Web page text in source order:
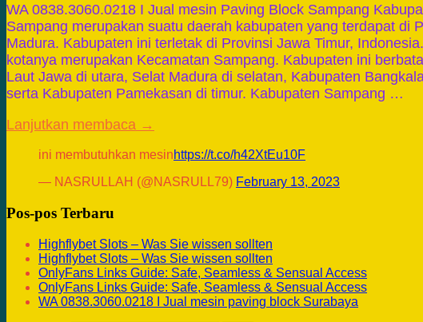
WA 0838.3060.0218 I Jual mesin Paving Block Sampang
Sampang merupakan suatu daerah kabupaten yang terdapat di
Madura. Kabupaten ini terletak di Provinsi Jawa Timur,
kotanya merupakan Kecamatan Sampang. Kabupaten ini
Laut Jawa di utara, Selat Madura di selatan, Kabupaten
serta Kabupaten Pamekasan di timur. Kabupaten Sampang …
Lanjutkan membaca →
ini membutuhkan mesinhttps://t.co/h42XtEu10F
— NASRULLAH (@NASRULL79) February 13, 2023
Pos-pos Terbaru
Highflybet Slots – Was Sie wissen sollten
Highflybet Slots – Was Sie wissen sollten
OnlyFans Links Guide: Safe, Seamless & Sensual Access
OnlyFans Links Guide: Safe, Seamless & Sensual Access
WA 0838.3060.0218 I Jual mesin paving block Surabaya